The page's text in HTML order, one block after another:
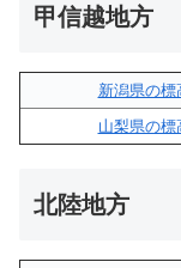
甲信越地方
新潟県の標
山梨県の標
北陸地方